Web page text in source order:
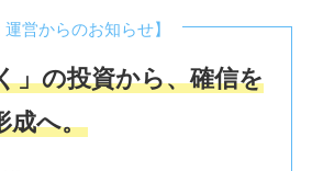
運営からのお知らせ】
」の投資から、確信を
成へ。